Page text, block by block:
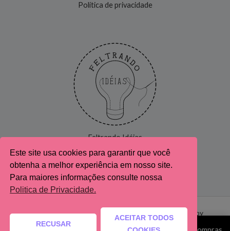
Política de privacidade
Feltrando Idéias
Copyright © 2026 mtfeltrandoideias.com.br. Powered by
mtfeltrandoideias.com.br
Este site usa cookies para garantir que você
obtenha a melhor experiência em nosso site.
Para maiores informações consulte nossa
Politica de Privacidade.
RECUSAR
ACEITAR TODOS